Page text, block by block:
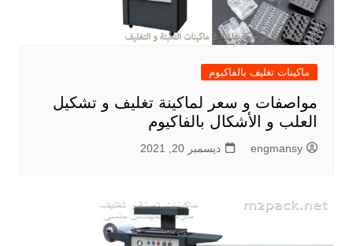
ماكينات تغليف بالفاكيوم
مواصفات و سعر لماكينة تغليف و تشكيل
العلب و الأشكال بالفاكيوم
engmansy ديسمبر 20, 2021